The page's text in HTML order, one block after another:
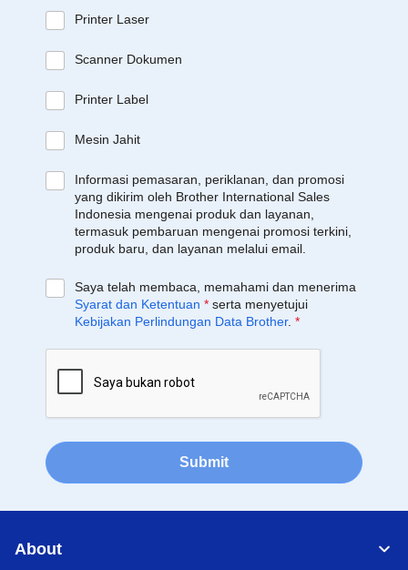
Printer Laser
Scanner Dokumen
Printer Label
Mesin Jahit
Informasi pemasaran, periklanan, dan promosi
yang dikirim oleh Brother International Sales
Indonesia mengenai produk dan layanan,
termasuk pembaruan mengenai promosi terkini,
produk baru, dan layanan melalui email.
Saya telah membaca, memahami dan menerima
Syarat dan Ketentuan * serta menyetujui
Kebijakan Perlindungan Data Brother. *
Submit
About